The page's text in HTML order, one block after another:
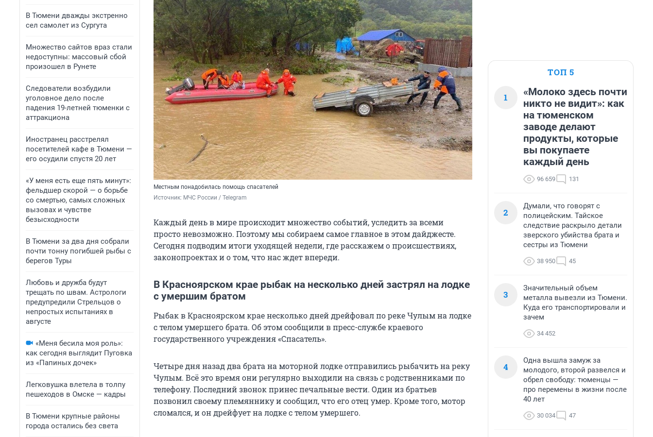
В Тюмени дважды экстренно
сел самолет из Сургута
Множество сайтов враз стали
недоступны: массовый сбой
произошел в Рунете
Следователи возбудили
уголовное дело после
падения 19-летней тюменки с
аттракциона
Иностранец расстрелял
посетителей кафе в Тюмени —
его осудили спустя 20 лет
«У меня есть еще пять минут»:
фельдшер скорой — о борьбе
со смертью, самых сложных
вызовах и чувстве
безысходности
В Тюмени за два дня собрали
почти тонну погибшей рыбы с
берегов Туры
Любовь и дружба будут
трещать по швам. Астрологи
предупредили Стрельцов о
непростых испытаниях в
августе
«Меня бесила моя роль»:
как сегодня выглядит Пуговка
из «Папиных дочек»
Легковушка влетела в толпу
пешеходов в Омске — кадры
В Тюмени крупные районы
города остались без света
Местным понадобилась помощь спасателей
Источник: МЧС России / Telegram
Каждый день в мире происходит множество событий, уследить за всеми
просто невозможно. Поэтому мы собираем самое главное в этом дайджесте.
Сегодня подводим итоги уходящей недели, где расскажем о происшествиях,
законопроектах и о том, что нас ждет впереди.
В Красноярском крае рыбак на несколько дней застрял на лодке
с умершим братом
Рыбак в Красноярском крае несколько дней дрейфовал по реке Чулым на лодке
с телом умершего брата. Об этом сообщили в пресс-службе краевого
государственного учреждения «Спасатель».
Четыре дня назад два брата на моторной лодке отправились рыбачить на реку
Чулым. Всё это время они регулярно выходили на связь с родственниками по
телефону. Последний звонок принес печальные вести. Один из братьев
позвонил своему племяннику и сообщил, что его отец умер. Кроме того, мотор
сломался, и он дрейфует на лодке с телом умершего.
ТОП 5
1
«Молоко здесь почти
никто не видит»: как
на тюменском
заводе делают
продукты, которые
вы покупаете
каждый день
96 659 131
2
Думали, что говорят с
полицейским. Тайское
следствие раскрыло детали
зверского убийства брата и
сестры из Тюмени
38 950 45
3
Значительный объем
металла вывезли из Тюмени.
Куда его транспортировали и
зачем
34 452
4
Одна вышла замуж за
молодого, второй развелся и
обрел свободу: тюменцы —
про перемены в жизни после
40 лет
30 034 47